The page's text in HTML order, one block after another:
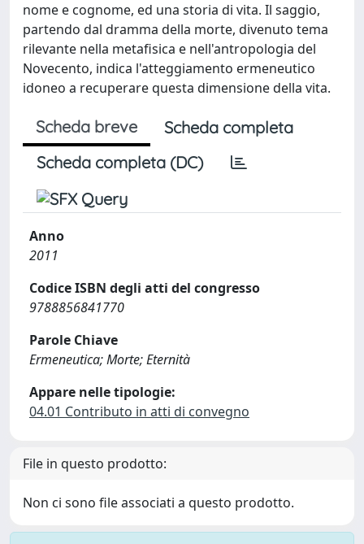
nome e cognome, ed una storia di vita. Il saggio,
partendo dal dramma della morte, divenuto tema
rilevante nella metafisica e nell'antropologia del
Novecento, indica l'atteggiamento ermeneutico
idoneo a recuperare questa dimensione della vita.
Scheda breve
Scheda completa
Scheda completa (DC)
Anno
2011
Codice ISBN degli atti del congresso
9788856841770
Parole Chiave
Ermeneutica; Morte; Eternità
Appare nelle tipologie:
04.01 Contributo in atti di convegno
File in questo prodotto:
Non ci sono file associati a questo prodotto.